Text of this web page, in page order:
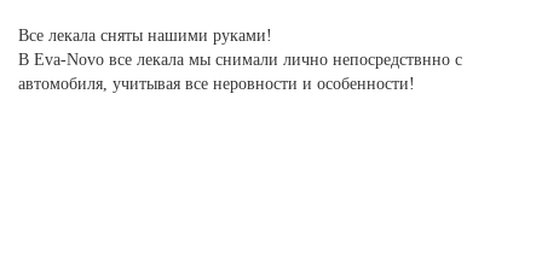
Все лекала сняты нашими руками!
В Eva-Novo все лекала мы снимали лично непосредствнно с
автомобиля, учитывая все неровности и особенности!